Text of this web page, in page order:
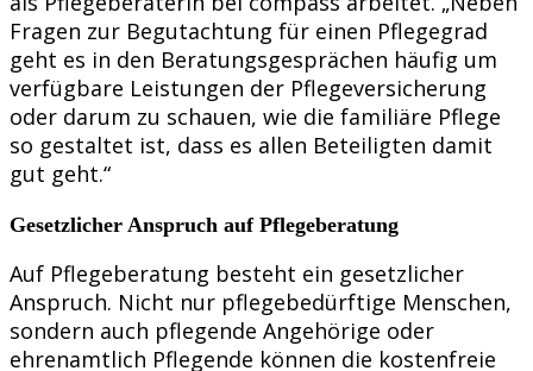
Fragen zur Begutachtung für einen Pflegegrad
geht es in den Beratungsgesprächen häufig um
verfügbare Leistungen der Pflegeversicherung
oder darum zu schauen, wie die familiäre Pflege
so gestaltet ist, dass es allen Beteiligten damit
gut geht.“
Gesetzlicher Anspruch auf Pflegeberatung
Auf Pflegeberatung besteht ein gesetzlicher
Anspruch. Nicht nur pflegebedürftige Menschen,
sondern auch pflegende Angehörige oder
ehrenamtlich Pflegende können die kostenfreie